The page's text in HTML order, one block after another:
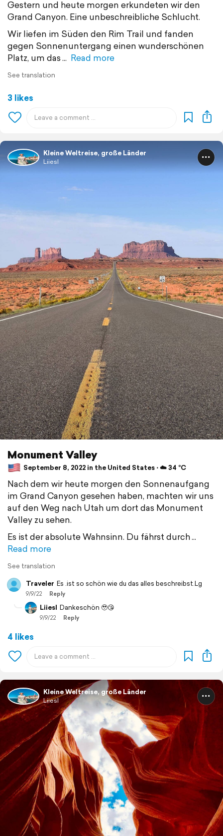
Gestern und heute morgen erkundeten wir den
Grand Canyon. Eine unbeschreibliche Schlucht.
Wir liefen im Süden den Rim Trail und fanden
gegen Sonnenuntergang einen wunderschönen
Platz, um das
Read more
See translation
3 likes
Kleine Weltreise, große Länder
Liiesl
Monument Valley
September 8, 2022 in the United States ⋅ ☁️ 34 °C
Nach dem wir heute morgen den Sonnenaufgang
im Grand Canyon gesehen haben, machten wir uns
auf den Weg nach Utah um dort das Monument
Valley zu sehen.
Es ist der absolute Wahnsinn. Du fährst durch
Read more
See translation
Traveler Es .ist so schön wie du das alles beschreibst.Lg
9/9/22 Reply
Liiesl Dankeschön 🥹😘
9/9/22 Reply
4 likes
Kleine Weltreise, große Länder
Liiesl